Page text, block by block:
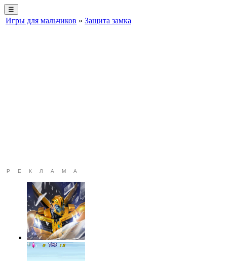
☰
Игры для мальчиков » Защита замка
РЕКЛАМА